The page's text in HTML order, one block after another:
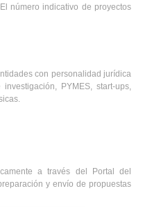
número indicativo de proyectos
con personalidad jurídica
PYMES, start-ups,
a través del Portal del
y envío de propuestas